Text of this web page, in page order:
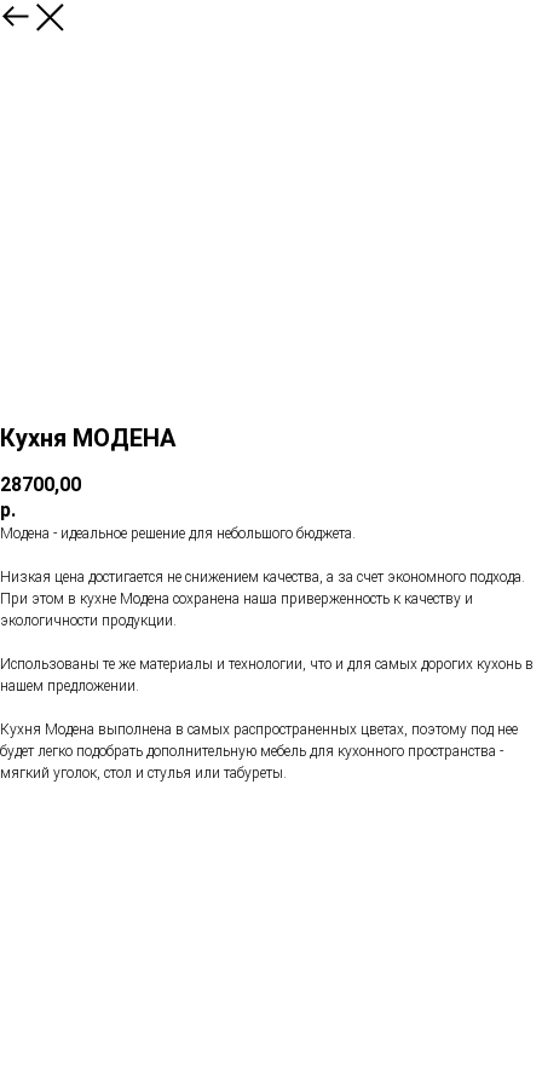
Кухня МОДЕНА
28700,00
р.
Модена - идеальное решение для небольшого бюджета.
Низкая цена достигается не снижением качества, а за счет экономного подхода.
При этом в кухне Модена сохранена наша приверженность к качеству и
экологичности продукции.
Использованы те же материалы и технологии, что и для самых дорогих кухонь в
нашем предложении.
Кухня Модена выполнена в самых распространенных цветах, поэтому под нее
будет легко подобрать дополнительную мебель для кухонного пространства -
мягкий уголок, стол и стулья или табуреты.